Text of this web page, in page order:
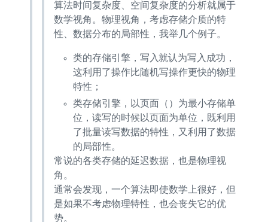
算法时间复杂度、空间复杂度的分析就属于
数学视角。物理视角，考虑存储介质的特
性、数据分布的局部性，我举几个例子。
LSM类的存储引擎，写入WAL就认为写入成功，
这利用了append操作比随机写操作更快的物理
特性；
btree类存储引擎，以页面（page）为最小存储单
位，读写的时候以页面为单位，既利用
了批量读写数据的特性，又利用了数据
的局部性。
Jeaf Dean常说的各类存储的延迟数据，也是物理视
角。
通常会发现，一个算法即使数学上很好，但
是如果不考虑物理特性，也会丧失它的优
势。